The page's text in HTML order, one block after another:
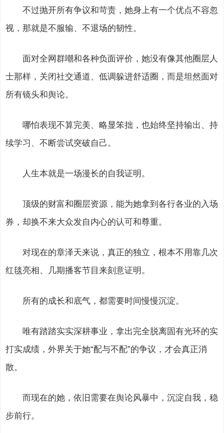
不过抛开所有争议和苛责，她身上有一个优点不容忽
视，那就是不服输、不退场的韧性。
面对全网群嘲和各种负面评价，她没有像其他圈层人
士那样，关闭社交通道、低调躲进舒适圈，而是坦然面对
所有镜头和舆论。
哪怕表现不算完美、略显笨拙，也始终坚持输出、持
续学习、不断尝试突破自己。
人生本就是一场漫长的自我证明。
顶级的财富和圈层资源，能为她拿到各行各业的入场
券，却换不来大众发自内心的认可和尊重。
对现在的章泽天来说，真正的独立，根本不用靠几次
红毯亮相、几期播客节目来刻意证明。
所有的成长和底气，都需要时间慢慢沉淀。
唯有踏踏实实深耕事业，拿出完全脱离固有光环的实
打实成绩，外界关于她“配与不配”的争议，才会真正消
散。
而现在的她，依旧需要在舆论风暴中，沉淀自我，稳
步前行。